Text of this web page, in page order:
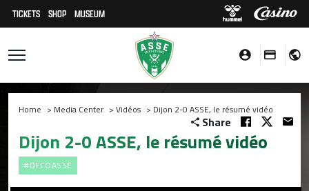
TICKETS SHOP MUSEUM
Home > Media Center > Vidéos > Dijon 2-0 ASSE, le résumé vidéo
Share
Dijon 2-0 ASSE, le résumé vidéo
#DFCOASSE